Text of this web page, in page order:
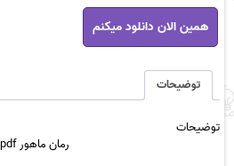
رمان
ماهور
pdf
همین الان دانلود میکنم
توضیحات
توضیحات
رمان ماهور pdf